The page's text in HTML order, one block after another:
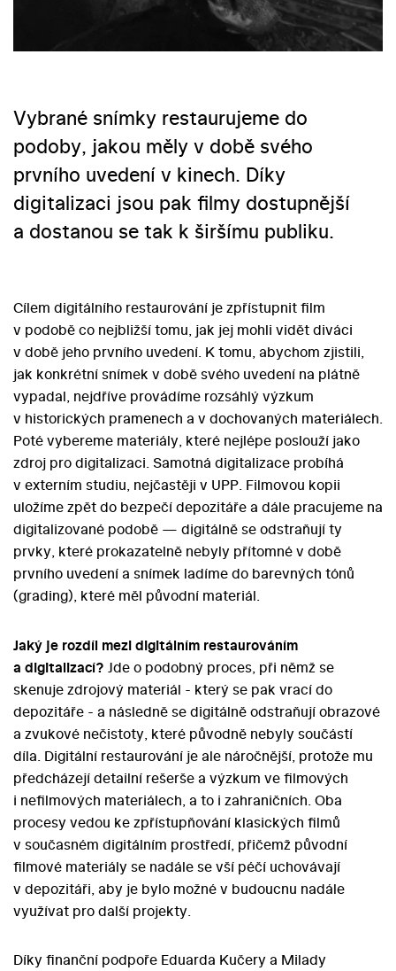
Vybrané snímky restaurujeme do
podoby, jakou měly v době svého
prvního uvedení v kinech. Díky
digitalizaci jsou pak filmy dostupnější
a dostanou se tak k širšímu publiku.
Cílem digitálního restaurování je zpřístupnit film
v podobě co nejbližší tomu, jak jej mohli vidět diváci
v době jeho prvního uvedení. K tomu, abychom zjistili,
jak konkrétní snímek v době svého uvedení na plátně
vypadal, nejdříve provádíme rozsáhlý výzkum
v historických pramenech a v dochovaných materiálech.
Poté vybereme materiály, které nejlépe poslouží jako
zdroj pro digitalizaci. Samotná digitalizace probíhá
v externím studiu, nejčastěji v UPP. Filmovou kopii
uložíme zpět do bezpečí depozitáře a dále pracujeme na
digitalizované podobě — digitálně se odstraňují ty
prvky, které prokazatelně nebyly přítomné v době
prvního uvedení a snímek ladíme do barevných tónů
(grading), které měl původní materiál.
Jaký je rozdíl mezi digitálním restaurováním
a digitalizací? Jde o podobný proces, při němž se
skenuje zdrojový materiál - který se pak vrací do
depozitáře - a následně se digitálně odstraňují obrazové
a zvukové nečistoty, které původně nebyly součástí
díla. Digitální restaurování je ale náročnější, protože mu
předcházejí detailní rešerše a výzkum ve filmových
i nefilmových materiálech, a to i zahraničních. Oba
procesy vedou ke zpřístupňování klasických filmů
v současném digitálním prostředí, přičemž původní
filmové materiály se nadále se vší péčí uchovávají
v depozitáři, aby je bylo možné v budoucnu nadále
využívat pro další projekty.
Díky finanční podpoře Eduarda Kučery a Milady